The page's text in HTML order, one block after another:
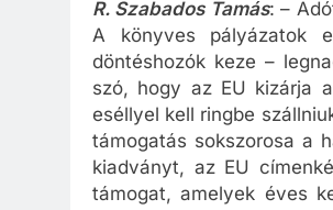
R. Szabados Tamás: –
A könyves pályázatok
döntéshozók keze –
szó, hogy az EU kizárja
eséllyel kell ringbe
támogatás sokszorosa a
kiadványt, az EU
támogat, amelyek éves